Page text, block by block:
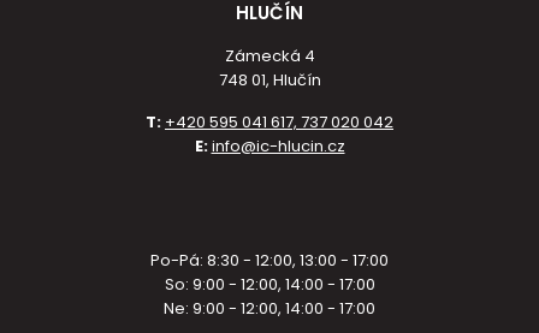
HLUČÍN
Zámecká 4
748 01, Hlučín
T: +420 595 041 617, 737 020 042
E:info@ic-hlucin.cz
Po-Pá: 8:30 - 12:00, 13:00 - 17:00
So: 9:00 - 12:00, 14:00 - 17:00
Ne: 9:00 - 12:00, 14:00 - 17:00